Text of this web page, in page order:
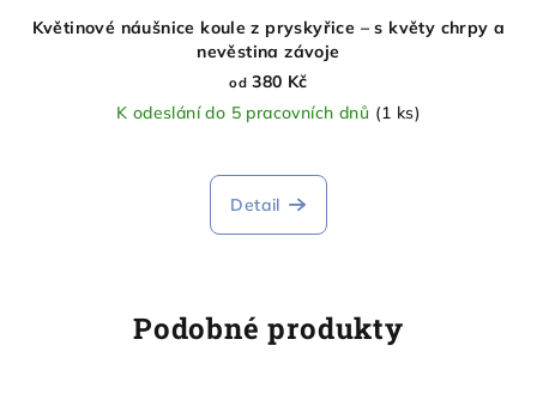
Květinové náušnice koule z pryskyřice – s květy chrpy a
nevěstina závoje
od 380 Kč
K odeslání do 5 pracovních dnů (1 ks)
Detail
Podobné produkty